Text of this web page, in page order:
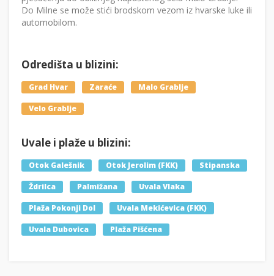
Do Milne se može stići brodskom vezom iz hvarske luke ili
automobilom.
Odredišta u blizini:
Grad Hvar Zaraće Malo Grablje
Velo Grablje
Uvale i plaže u blizini:
Otok Galešnik Otok Jerolim (FKK) Stipanska
Ždrilca Palmižana Uvala Vlaka
Plaža Pokonji Dol Uvala Mekićevica (FKK)
Uvala Dubovica Plaža Pišćena